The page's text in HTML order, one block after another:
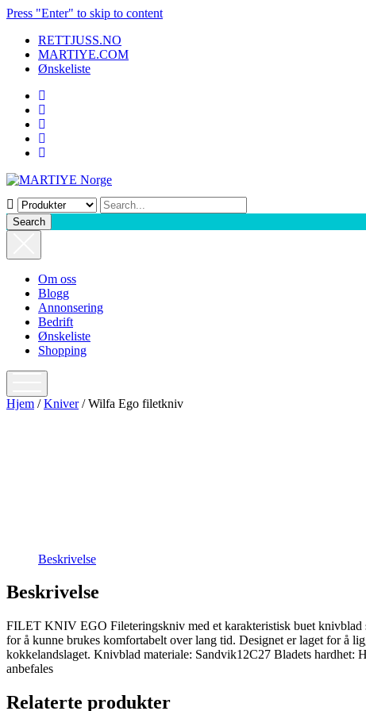
Press "Enter" to skip to content
RETTJUSS.NO
MARTIYE.COM
Ønskeliste
Search
Om oss
Blogg
Annonsering
Bedrift
Ønskeliste
Shopping
Hjem /Kniver/ Wilfa Ego filetkniv
Beskrivelse
Beskrivelse
FILET KNIV EGO Fileteringskniv med et karakteristisk buet knivblad
for å kunne brukes komfortabelt over lang tid. Designet er laget for å
kokkelandslaget. Knivblad materiale: Sandvik12C27 Bladets
anbefales
Relaterte produkter